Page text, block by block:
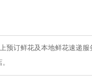
预订鲜花及本地鲜花速递